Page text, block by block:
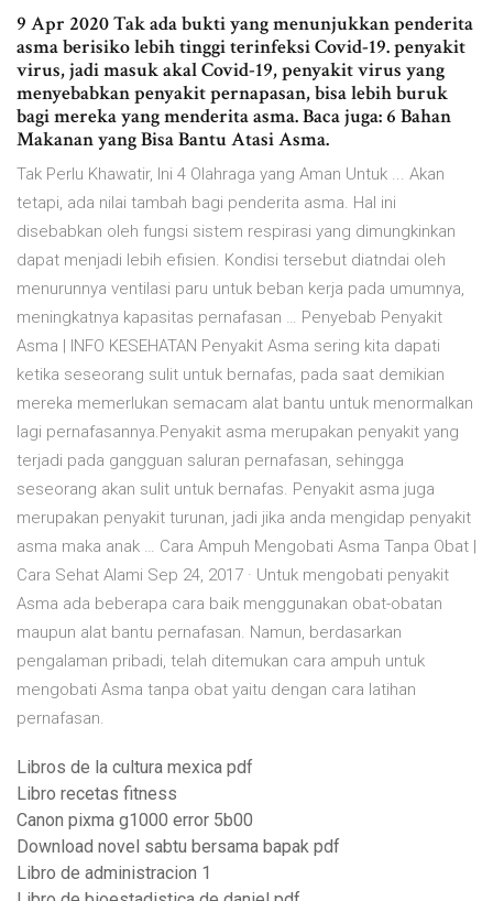
9 Apr 2020 Tak ada bukti yang menunjukkan penderita
asma berisiko lebih tinggi terinfeksi Covid-19. penyakit
virus, jadi masuk akal Covid-19, penyakit virus yang
menyebabkan penyakit pernapasan, bisa lebih buruk
bagi mereka yang menderita asma. Baca juga: 6 Bahan
Makanan yang Bisa Bantu Atasi Asma.
Tak Perlu Khawatir, Ini 4 Olahraga yang Aman Untuk ... Akan
tetapi, ada nilai tambah bagi penderita asma. Hal ini
disebabkan oleh fungsi sistem respirasi yang dimungkinkan
dapat menjadi lebih efisien. Kondisi tersebut diatndai oleh
menurunnya ventilasi paru untuk beban kerja pada umumnya,
meningkatnya kapasitas pernafasan … Penyebab Penyakit
Asma | INFO KESEHATAN Penyakit Asma sering kita dapati
ketika seseorang sulit untuk bernafas, pada saat demikian
mereka memerlukan semacam alat bantu untuk menormalkan
lagi pernafasannya.Penyakit asma merupakan penyakit yang
terjadi pada gangguan saluran pernafasan, sehingga
seseorang akan sulit untuk bernafas. Penyakit asma juga
merupakan penyakit turunan, jadi jika anda mengidap penyakit
asma maka anak … Cara Ampuh Mengobati Asma Tanpa Obat |
Cara Sehat Alami Sep 24, 2017 · Untuk mengobati penyakit
Asma ada beberapa cara baik menggunakan obat-obatan
maupun alat bantu pernafasan. Namun, berdasarkan
pengalaman pribadi, telah ditemukan cara ampuh untuk
mengobati Asma tanpa obat yaitu dengan cara latihan
pernafasan.
Libros de la cultura mexica pdf
Libro recetas fitness
Canon pixma g1000 error 5b00
Download novel sabtu bersama bapak pdf
Libro de administracion 1